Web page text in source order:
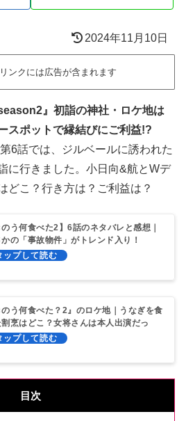
2024年11月10日
ンクには広告が含まれます
』初詣の神社・ロケ地は
スポットで縁結びにご利益!?
6話では、ジルベールに誘われた
に行きました。小日向&航とWデ
どこ？行き方は？ご利益は？
のう何食べた2】6話のネタバレと感想｜
かの「事故物件」がトレンド入り！
のう何食べた？2』のロケ地｜うなぎを食
烹はどこ？女将さんは本人出演だっ
目次